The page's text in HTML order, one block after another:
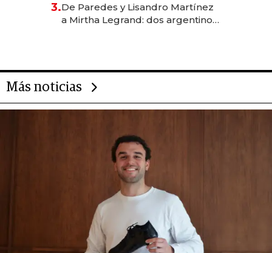
las marcas "fast premium"
3.De Paredes y Lisandro Martínez
a Mirtha Legrand: dos argentinos
Más noticias